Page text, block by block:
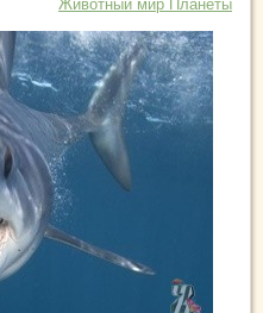
Животный мир Планеты